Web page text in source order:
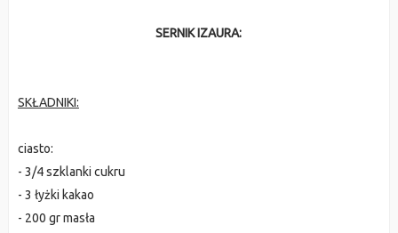
SERNIK IZAURA:
SKŁADNIKI:
ciasto:
- 3/4 szklanki cukru
- 3 łyżki kakao
- 200 gr masła